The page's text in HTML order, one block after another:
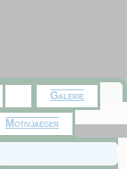
Galerie
Motivjaeger